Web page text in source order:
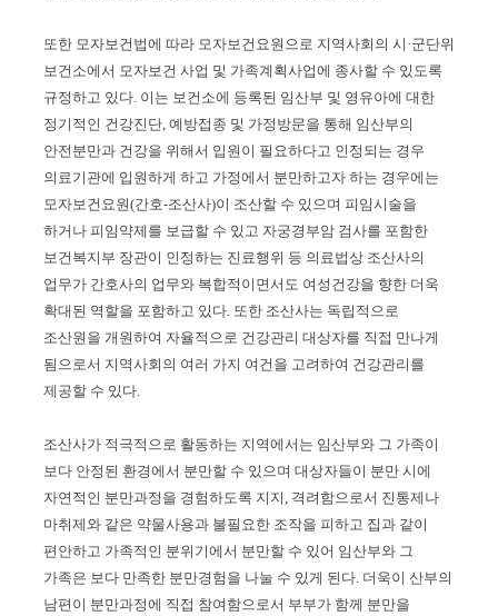
또한 모자보건법에 따라 모자보건요원으로 지역사회의 시·군단위
보건소에서 모자보건 사업 및 가족계획사업에 종사할 수 있도록
규정하고 있다. 이는 보건소에 등록된 임산부 및 영유아에 대한
정기적인 건강진단, 예방접종 및 가정방문을 통해 임산부의
안전분만과 건강을 위해서 입원이 필요하다고 인정되는 경우
의료기관에 입원하게 하고 가정에서 분만하고자 하는 경우에는
모자보건요원(간호-조산사)이 조산할 수 있으며 피임시술을
하거나 피임약제를 보급할 수 있고 자궁경부암 검사를 포함한
보건복지부 장관이 인정하는 진료행위 등 의료법상 조산사의
업무가 간호사의 업무와 복합적이면서도 여성건강을 향한 더욱
확대된 역할을 포함하고 있다. 또한 조산사는 독립적으로
조산원을 개원하여 자율적으로 건강관리 대상자를 직접 만나게
됨으로서 지역사회의 여러 가지 여건을 고려하여 건강관리를
제공할 수 있다.
조산사가 적극적으로 활동하는 지역에서는 임산부와 그 가족이
보다 안정된 환경에서 분만할 수 있으며 대상자들이 분만 시에
자연적인 분만과정을 경험하도록 지지, 격려함으로서 진통제나
마취제와 같은 약물사용과 불필요한 조작을 피하고 집과 같이
편안하고 가족적인 분위기에서 분만할 수 있어 임산부와 그
가족은 보다 만족한 분만경험을 나눌 수 있게 된다. 더욱이 산부의
남편이 분만과정에 직접 참여함으로서 부부가 함께 분만을